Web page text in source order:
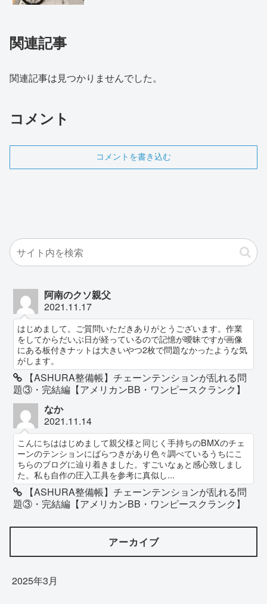
関連記事
関連記事は見つかりませんでした。
コメント
コメントを書き込む
阿南のクソ親父
2021.11.17
はじめまして。ご質問いただきありがとうございます。作業
をしてからだいぶ日が経っているので記憶が曖昧ですが画像
にある板付きナットは大きいやつ2枚で問題なかったような気
がします。
【ASHURA整備帳】チェーンテンションが乱れる問
題③・完結編【アメリカンBB・ワンピースクランク】
なか
2021.11.14
こんにちははじめまして親父様と同じく手持ちのBMXのチェ
ーンのテンションにばらつきがあり色々調べているうちにこ
ちらのブログに辿り着きました。すごいなぁと感心致しまし
た。私も自作の圧入工具を参考に真似し...
【ASHURA整備帳】チェーンテンションが乱れる問
題③・完結編【アメリカンBB・ワンピースクランク】
アーカイブ
2025年3月